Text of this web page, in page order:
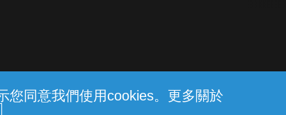
您同意我們使用cookies。更多關於